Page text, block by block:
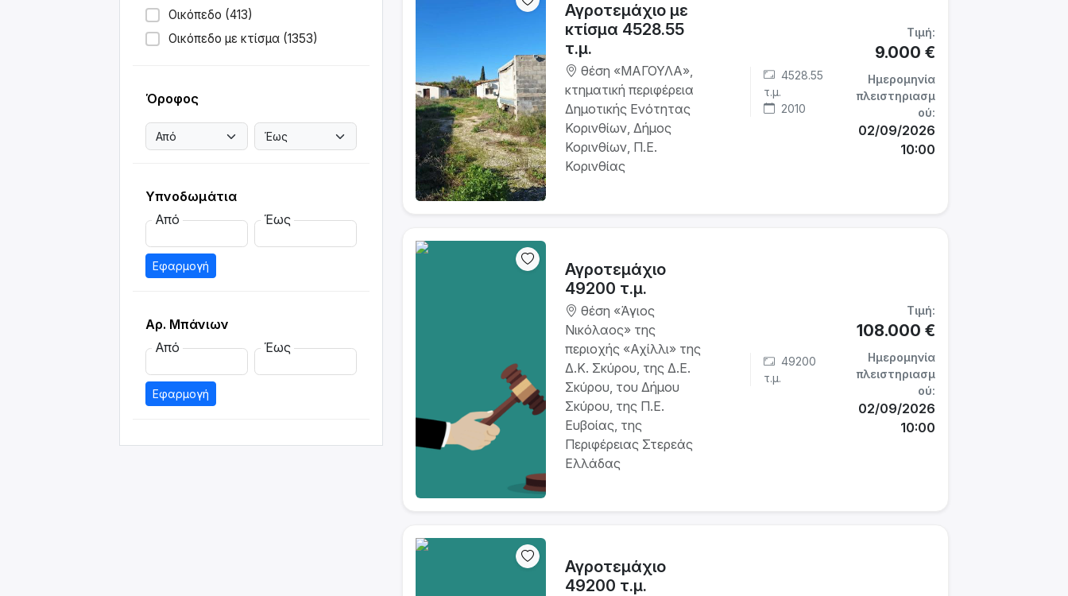
Οικόπεδο (413)
Οικόπεδο με κτίσμα (1353)
Όροφος
Υπνοδωμάτια
Από
Έως
Εφαρμογή
Αρ. Μπάνιων
Από
Έως
Εφαρμογή
Αγροτεμάχιο με
κτίσμα 4528.55
τ.μ.
θέση «ΜΑΓΟΥΛΑ»,
κτηματική περιφέρεια
Δημοτικής Ενότητας
Κορινθίων, Δήμος
Κορινθίων, Π.Ε.
Κορινθίας
4528.55
τ.μ.
2010
Τιμή:
9.000 €
Ημερομηνία
πλειστηριασμ
ού:
02/09/2026
10:00
Αγροτεμάχιο
49200 τ.μ.
θέση «Άγιος
Νικόλαος» της
περιοχής «Αχίλλι» της
Δ.Κ. Σκύρου, της Δ.Ε.
Σκύρου, του Δήμου
Σκύρου, της Π.Ε.
Ευβοίας, της
Περιφέρειας Στερεάς
Ελλάδας
49200
τ.μ.
Τιμή:
108.000 €
Ημερομηνία
πλειστηριασμ
ού:
02/09/2026
10:00
Αγροτεμάχιο
49200 τ.μ.